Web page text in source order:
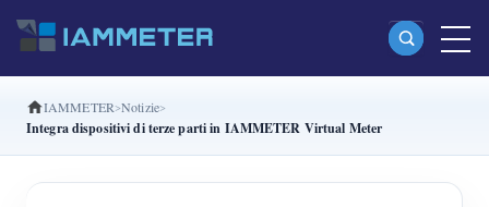
Prodotti
IAMMETER Notizie
Integra dispositivi di terze parti in IAMMETER Virtual Meter